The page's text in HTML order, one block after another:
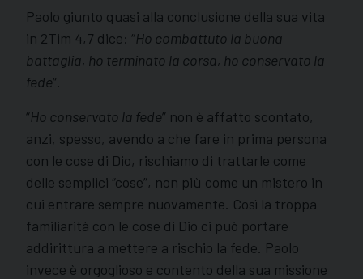
Paolo giunto quasi alla conclusione della sua vita
in 2Tim 4,7 dice: “Ho combattuto la buona
battaglia, ho terminato la corsa, ho conservato la
fede“.
“Ho conservato la fede” non è affatto scontato,
anzi, spesso, avendo a che fare in prima persona
con le cose di Dio, rischiamo di trattarle come
delle semplici “cose”, non più come un mistero in
cui entrare sempre nuovamente. Così la troppa
familiarità con le cose di Dio ci può portare
addirittura a mettere a rischio la fede. Paolo
invece è orgoglioso e contento della sua missione